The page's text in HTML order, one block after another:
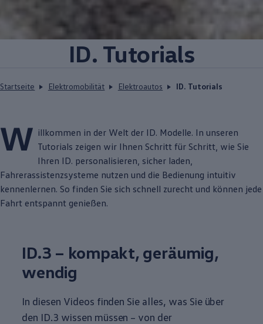
ID. Tutorials
Startseite Elektromobilität Elektroautos ID. Tutorials
W illkommen in der Welt der ID. Modelle. In unseren
Tutorials zeigen wir Ihnen Schritt für Schritt, wie Sie
Ihren ID. personalisieren, sicher laden,
Fahrerassistenzsysteme nutzen und die Bedienung intuitiv
kennenlernen. So finden Sie sich schnell zurecht und können jede
Fahrt entspannt genießen.
ID.3 – kompakt, geräumig,
wendig
In diesen Videos finden Sie alles, was Sie über
den ID.3 wissen müssen – von der